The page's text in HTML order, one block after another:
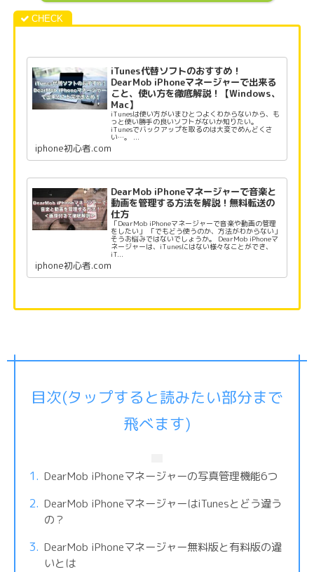
iTunes代替ソフトのおすすめ！
DearMob iPhoneマネージャーで出来る
こと、使い方を徹底解説！【Windows、
Mac】
iTunesは使い方がいまひとつよくわからないから、も
っと使い勝手の良いソフトがないか知りたい。
iTunesでバックアップを取るのは大変でめんどくさ
い…。 ...
iphone初心者.com
DearMob iPhoneマネージャーで音楽と
動画を管理する方法を解説！無料転送の
仕方
「DearMob iPhoneマネージャーで音楽や動画の管理
をしたい」 「でもどう使うのか、方法がわからない」
そうお悩みではないでしょうか。 DearMob iPhoneマ
ネージャーは、iTunesにはない様々なことができ、
iT...
iphone初心者.com
目次(タップすると読みたい部分まで
飛べます)
DearMob iPhoneマネージャーの写真管理機能6つ
DearMob iPhoneマネージャーはiTunesとどう違う
の？
DearMob iPhoneマネージャー無料版と有料版の違
いとは